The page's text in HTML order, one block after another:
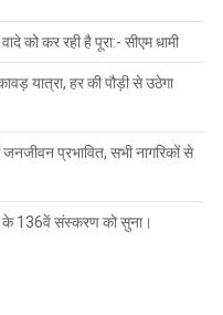
को कर रही है पूरा:- सीएम धामी
यात्रा, हर की पौड़ी से उठेगा
जनजीवन प्रभावित, सभी नागरिकों से
के 136वें संस्करण को सुना।